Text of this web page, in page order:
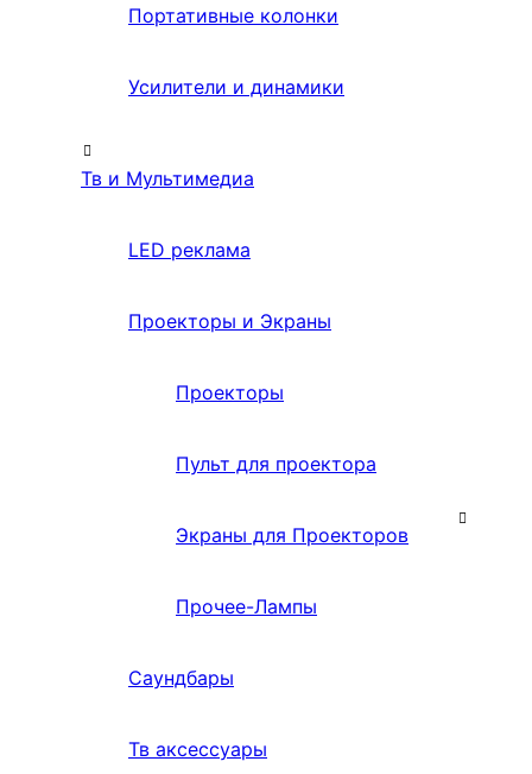
Портативные колонки
Усилители и динамики
Тв и Мультимедиа
LED реклама
Проекторы и Экраны
Проекторы
Пульт для проектора
Экраны для Проекторов
Прочее-Лампы
Саундбары
Тв аксессуары